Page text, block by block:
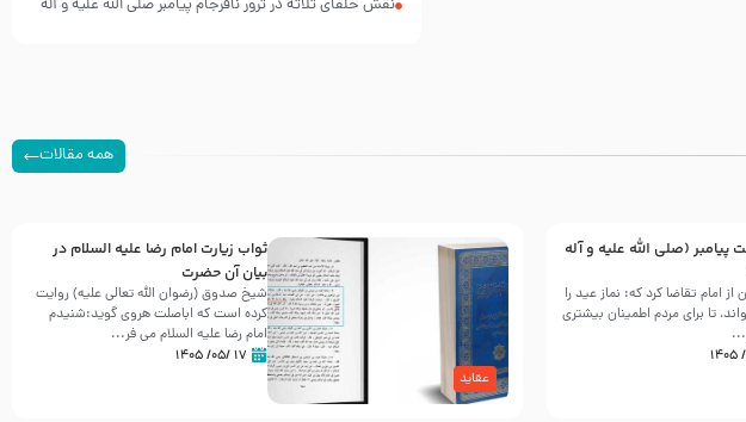
نقش خلفای ثلاثه در ترور نافرجام پیامبر صلی الله علیه و آله
همه مقالات
پیامبر (صلی الله علیه و آله
امام تقاضا کرد که: نماز عید را
تا برای مردم اطمینان بیشتری
...
عقاید
ثواب زیارت امام رضا علیه السلام در
بیان آن حضرت
شیخ صدوق (رضوان الله تعالی علیه) روایت
کرده است که اباصلت هروی گوید:شنیدم
امام رضا علیه السلام می فر...
۱۷ /۰۵/ ۱۴۰۵